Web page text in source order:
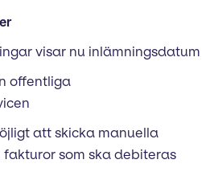
visar nu inlämningsdatum
offentliga
att skicka manuella
fakturor som ska debiteras